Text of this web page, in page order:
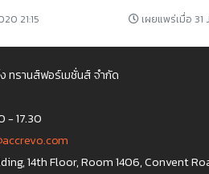
21:15 เผยแพร่เมื่อ 31
ทรานส์ฟอร์เมชั่นส์ จำกัด
- 17.30
c c r e v o . c o m
14th Floor, Room 1406, Convent